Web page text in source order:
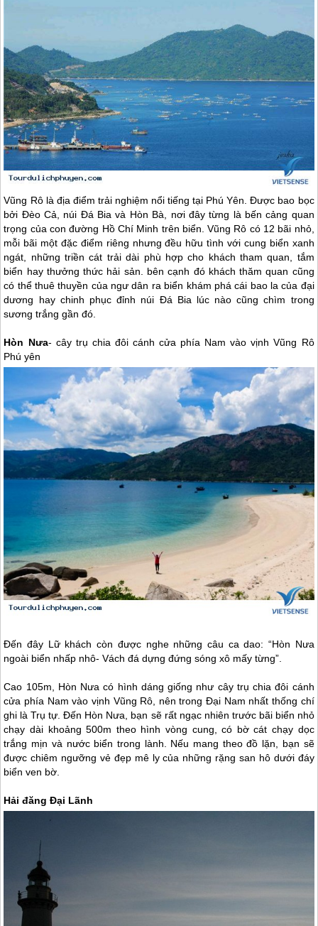
Vũng Rô là địa điểm trải nghiệm nổi tiếng tại Phú Yên . Được bao bọc
bởi Đèo Cả, núi Đá Bia và Hòn Bà, nơi đây từng là bến cảng quan
trọng của con đường Hồ Chí Minh trên biển. Vũng Rô có 12 bãi nhỏ,
mỗi bãi một đặc điểm riêng nhưng đều hữu tình với cung biển xanh
ngát, những triền cát trải dài phù hợp cho khách tham quan, tắm
biển hay thưởng thức hải sản. bên cạnh đó khách thăm quan cũng
có thể thuê thuyền của ngư dân ra biển khám phá cái bao la của đại
dương hay chinh phục đỉnh núi Đá Bia lúc nào cũng chìm trong
sương trắng gần đó.
Hòn Nưa- cây trụ chia đôi cánh cửa phía Nam vào vịnh Vũng Rô
Phú yên
Đến đây Lữ khách còn được nghe những câu ca dao: “Hòn Nưa
ngoài biển nhấp nhô- Vách đá dựng đứng sóng xô mấy từng”.
Cao 105m, Hòn Nưa có hình dáng giống như cây trụ chia đôi cánh
cửa phía Nam vào vịnh Vũng Rô, nên trong Đại Nam nhất thống chí
ghi là Trụ tự. Đến Hòn Nưa, bạn sẽ rất ngạc nhiên trước bãi biển nhỏ
chạy dài khoảng 500m theo hình vòng cung, có bờ cát chạy dọc
trắng mịn và nước biển trong lành. Nếu mang theo đồ lặn, bạn sẽ
được chiêm ngưỡng vẻ đẹp mê ly của những rặng san hô dưới đáy
biển ven bờ.
Hải đăng Đại Lãnh